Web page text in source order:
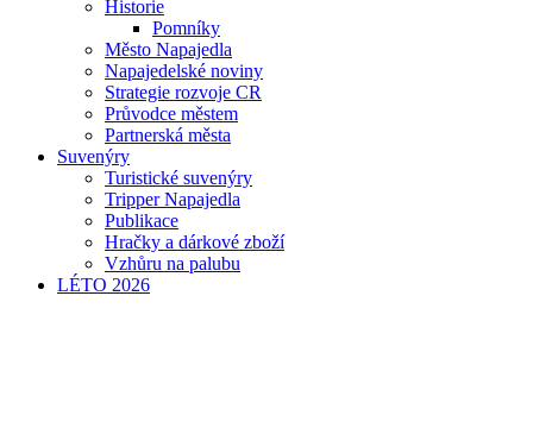
Historie
Pomníky
Město Napajedla
Napajedelské noviny
Strategie rozvoje CR
Průvodce městem
Partnerská města
Suvenýry
Turistické suvenýry
Tripper Napajedla
Publikace
Hračky a dárkové zboží
Vzhůru na palubu
LÉTO 2026